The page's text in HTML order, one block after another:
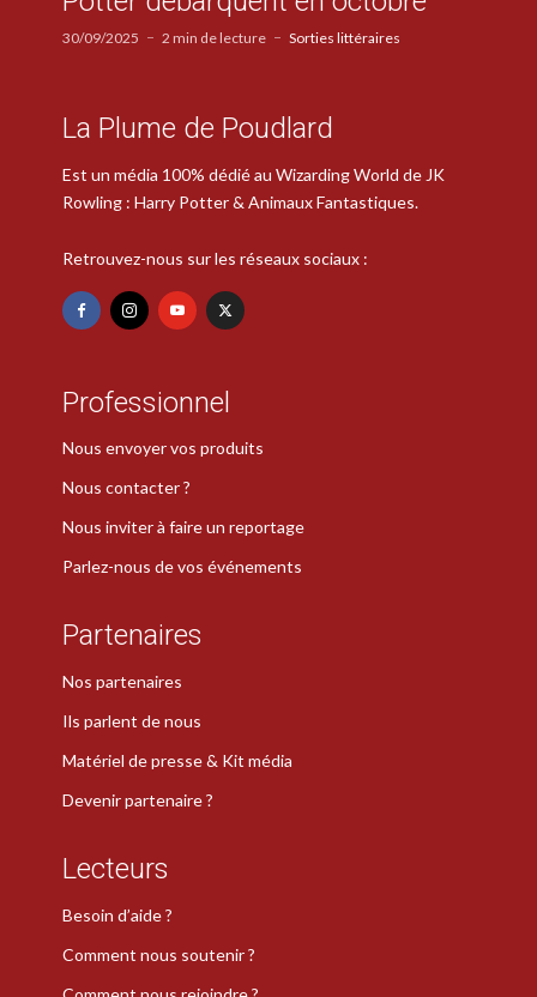
30/09/2025 2 min de lecture Sorties littéraires
La Plume de Poudlard
Est un média 100% dédié au Wizarding World de JK
Rowling : Harry Potter & Animaux Fantastiques.
Retrouvez-nous sur les réseaux sociaux :
Professionnel
Nous envoyer vos produits
Nous contacter ?
Nous inviter à faire un reportage
Parlez-nous de vos événements
Partenaires
Nos partenaires
Ils parlent de nous
Matériel de presse & Kit média
Devenir partenaire ?
Lecteurs
Besoin d’aide ?
Comment nous soutenir ?